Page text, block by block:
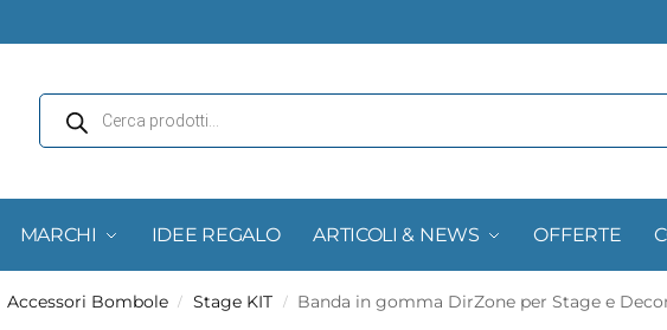
MARCHI IDEE REGALO ARTICOLI & NEWS OFFERTE
Accessori Bombole / Stage KIT / Banda in gomma DirZone per Stage e